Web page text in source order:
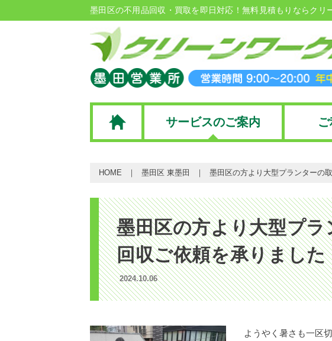
墨田区の不用品回収・買取を即日対応！無料見積もりならクリ
サービスのご案内
HOME 墨田区 東墨田 墨田区の方より大型プランターの
墨田区の方より大型プ
回収ご依頼を承りました
2024.10.06
ようやく暑さも一区